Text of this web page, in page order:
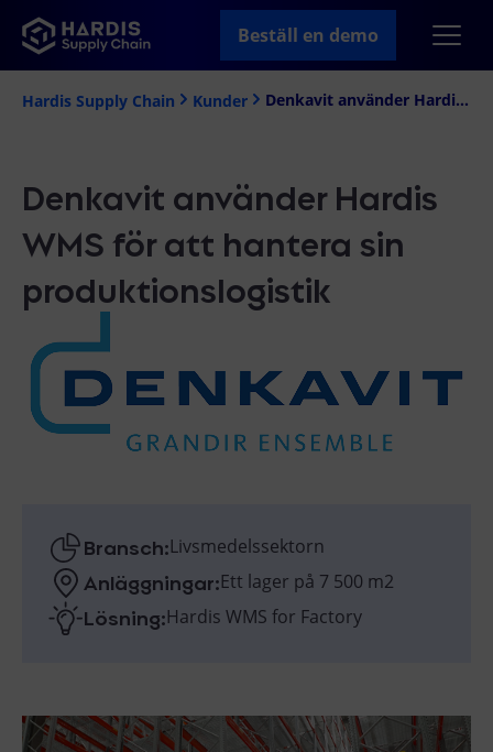
Beställ en demo
Hardis Supply Chain Kunder Denkavit använder Hardis WMS för att hantera sin produktionslogistik
Denkavit använder Hardis
WMS för att hantera sin
produktionslogistik
Bransch:Livsmedelssektorn
Anläggningar:Ett lager på 7 500 m2
Lösning:Hardis WMS for Factory